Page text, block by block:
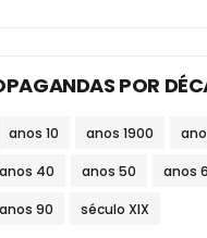
POR
anos 10 anos 1900
anos 40 anos 50 anos
anos 90 século XIX